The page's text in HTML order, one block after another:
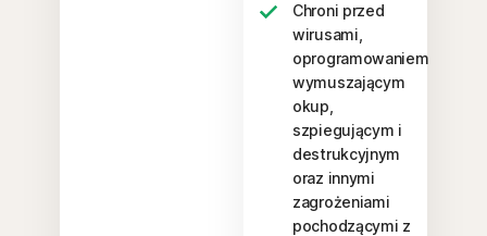
Chroni przed
wirusami,
oprogramowaniem
wymuszającym
okup,
szpiegującym i
destrukcyjnym
oraz innymi
zagrożeniami
pochodzącymi z